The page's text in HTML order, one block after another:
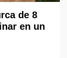
de 8
en un